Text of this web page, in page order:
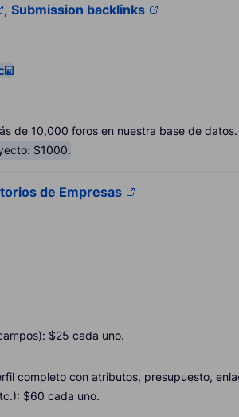
, Submission backlinks
de 10,000 foros en nuestra base de datos.
$1000.
de Empresas
$25 cada uno.
completo con atributos, presupuesto,
$60 cada uno.